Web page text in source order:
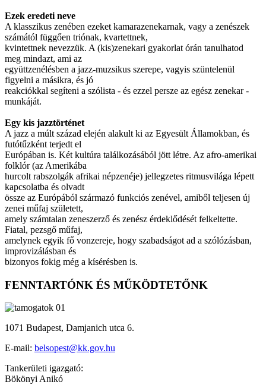
Ezek eredeti neve
A klasszikus zenében ezeket kamarazenekarnak, vagy a zenészek
számától függően triónak, kvartettnek,
kvintettnek nevezzük. A (kis)zenekari gyakorlat órán tanulhatod
meg mindazt, ami az
együttzenélésben a jazz-muzsikus szerepe, vagyis szüntelenül
figyelni a másikra, és jó
reakciókkal segíteni a szólista - és ezzel persze az egész zenekar -
munkáját.
Egy kis jazztörténet
A jazz a múlt század elején alakult ki az Egyesült Államokban, és
futótűzként terjedt el
Európában is. Két kultúra találkozásából jött létre. Az afro-amerikai
folklór (az Amerikába
hurcolt rabszolgák afrikai népzenéje) jellegzetes ritmusvilága lépett
kapcsolatba és olvadt
össze az Európából származó funkciós zenével, amiből teljesen új
zenei műfaj született,
amely számtalan zeneszerző és zenész érdeklődését felkeltette.
Fiatal, pezsgő műfaj,
amelynek egyik fő vonzereje, hogy szabadságot ad a szólózásban,
improvizálásban és
bizonyos fokig még a kísérésben is.
FENNTARTÓNK ÉS MŰKÖDTETŐNK
1071 Budapest, Damjanich utca 6.
E-mail: belsopest@kk.gov.hu
Tankerületi igazgató:
Bökönyi Anikó